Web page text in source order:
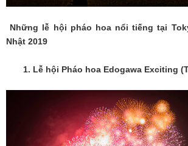
Những lễ hội pháo hoa nổi tiếng tại
Nhật 2019
1. Lễ hội Pháo hoa Edogawa Exciting